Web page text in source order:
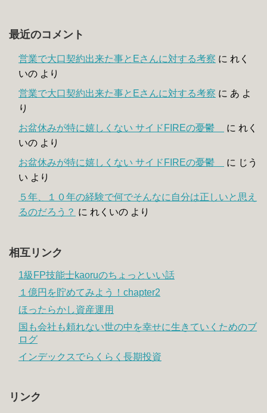
最近のコメント
営業で大口契約出来た事とEさんに対する考察 に れく
いの より
営業で大口契約出来た事とEさんに対する考察 に あ よ
り
お盆休みが特に嬉しくない サイドFIREの憂鬱
に れく
いの より
お盆休みが特に嬉しくない サイドFIREの憂鬱
に じう
い より
５年、１０年の経験で何でそんなに自分は正しいと思え
るのだろう？ に れくいの より
相互リンク
1級FP技能士kaoruのちょっといい話
１億円を貯めてみよう！chapter2
ほったらかし資産運用
国も会社も頼れない世の中を幸せに生きていくためのブ
ログ
インデックスでらくらく長期投資
リンク